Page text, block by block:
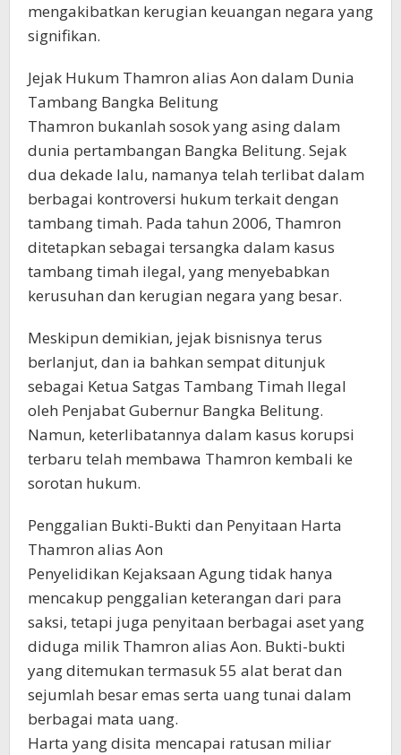
mengakibatkan kerugian keuangan negara yang
signifikan.
Jejak Hukum Thamron alias Aon dalam Dunia
Tambang Bangka Belitung
Thamron bukanlah sosok yang asing dalam
dunia pertambangan Bangka Belitung. Sejak
dua dekade lalu, namanya telah terlibat dalam
berbagai kontroversi hukum terkait dengan
tambang timah. Pada tahun 2006, Thamron
ditetapkan sebagai tersangka dalam kasus
tambang timah ilegal, yang menyebabkan
kerusuhan dan kerugian negara yang besar.
Meskipun demikian, jejak bisnisnya terus
berlanjut, dan ia bahkan sempat ditunjuk
sebagai Ketua Satgas Tambang Timah Ilegal
oleh Penjabat Gubernur Bangka Belitung.
Namun, keterlibatannya dalam kasus korupsi
terbaru telah membawa Thamron kembali ke
sorotan hukum.
Penggalian Bukti-Bukti dan Penyitaan Harta
Thamron alias Aon
Penyelidikan Kejaksaan Agung tidak hanya
mencakup penggalian keterangan dari para
saksi, tetapi juga penyitaan berbagai aset yang
diduga milik Thamron alias Aon. Bukti-bukti
yang ditemukan termasuk 55 alat berat dan
sejumlah besar emas serta uang tunai dalam
berbagai mata uang.
Harta yang disita mencapai ratusan miliar